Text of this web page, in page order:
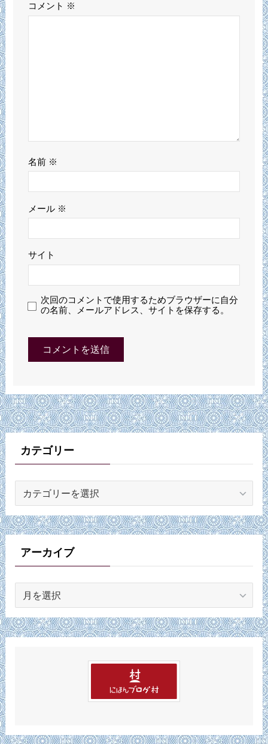
コメント ※
名前 ※
メール ※
サイト
次回のコメントで使用するためブラウザーに自分
の名前、メールアドレス、サイトを保存する。
カテゴリー
ゴ
リ
ーアーカイブ
カ
イ